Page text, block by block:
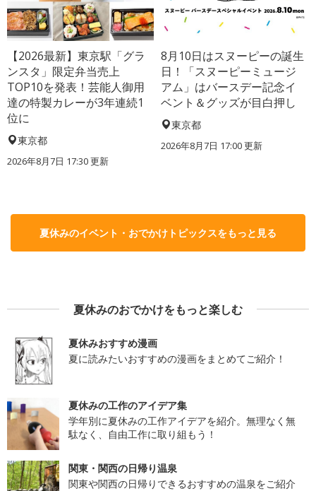
【2026最新】東京駅「グラ
ンスタ」限定弁当売上
TOP10を発表！芸能人御用
達の特製カレーが3年連続1
位に
東京都
2026年8月7日 17:30更新
8月10日はスヌーピーの誕生
日！「スヌーピーミュージ
アム」はバースデー記念イ
ベント＆グッズが目白押し
東京都
2026年8月7日 17:00更新
夏休みのイベント・おでかけトピックスをもっと見る
夏休みのおでかけをもっと楽しむ
夏休みおすすめ漫画
夏に読みたいおすすめの漫画をまとめてご紹介！
夏休みの工作のアイデア集
学年別に夏休みの工作アイデアを紹介。無理なく無
駄なく、自由工作に取り組もう！
関東・関西の日帰り温泉
関東や関西の日帰りできるおすすめの温泉をご紹介